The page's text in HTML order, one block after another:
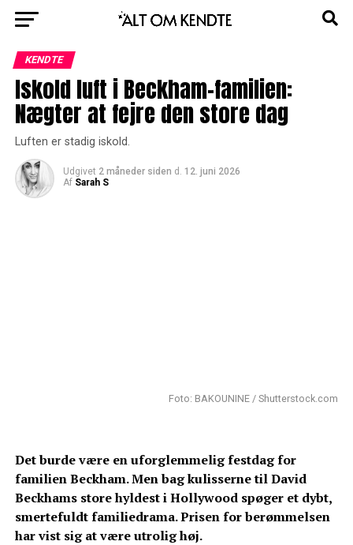
KENDTE
Iskold luft i Beckham-familien:
Nægter at fejre den store dag
Luften er stadig iskold.
Udgivet 2 måneder siden d. 12. juni 2026
Af Sarah S
Foto: BAKOUNINE / Shutterstock.com
Det burde være en uforglemmelig festdag for
familien Beckham. Men bag kulisserne til David
Beckhams store hyldest i Hollywood spøger et dybt,
smertefuldt familiedrama. Prisen for berømmelsen
har vist sig at være utrolig høj.